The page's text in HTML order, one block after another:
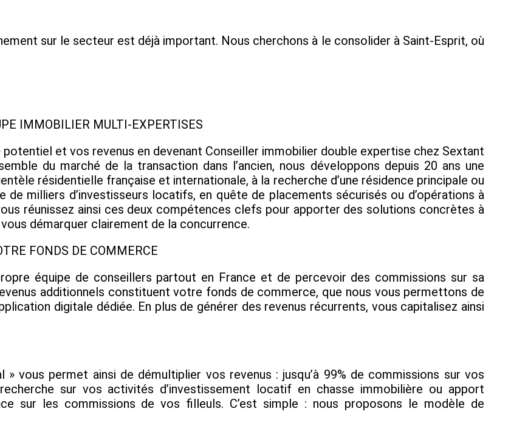
sur le secteur est déjà important. Nous cherchons à le consolider à Saint-Esprit, où
IMMOBILIER MULTI-EXPERTISES
et vos revenus en devenant Conseiller immobilier double expertise chez Sextant
du marché de la transaction dans l’ancien, nous développons depuis 20 ans une
résidentielle française et internationale, à la recherche d’une résidence principale ou
de milliers d’investisseurs locatifs, en quête de placements sécurisés ou d’opérations à
réunissez ainsi ces deux compétences clefs pour apporter des solutions concrètes à
démarquer clairement de la concurrence.
FONDS DE COMMERCE
équipe de conseillers partout en France et de percevoir des commissions sur sa
additionnels constituent votre fonds de commerce, que nous vous permettons de
digitale dédiée. En plus de générer des revenus récurrents, vous capitalisez ainsi
vous permet ainsi de démultiplier vos revenus : jusqu’à 99% de commissions sur vos
sur vos activités d’investissement locatif en chasse immobilière ou apport
sur les commissions de vos filleuls. C’est simple : nous proposons le modèle de